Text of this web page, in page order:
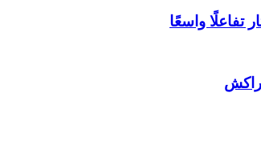
تفاعلًا واسعًا